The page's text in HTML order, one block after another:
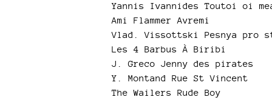
Yannis Ivannides Toutoi oi
Ami Flammer Avremi
Vlad. Vissottski Pesnya pro
Les 4 Barbus À Biribi
J. Greco Jenny des pirates
Y. Montand Rue St Vincent
The Wailers Rude Boy